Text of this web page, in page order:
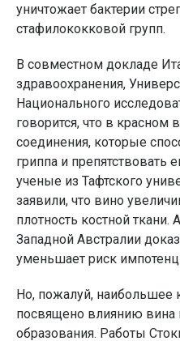
уничтожает бактерии
стафилококковой групп.
В совместном докладе
здравоохранения,
Национального
говорится, что в красном
соединения, которые
гриппа и препятствовать
ученые из Тафтского
заявили, что вино
плотность костной ткани.
Западной Австралии
уменьшает риск
Но, пожалуй, наибольшее
посвящено влиянию вина
образования. Работы